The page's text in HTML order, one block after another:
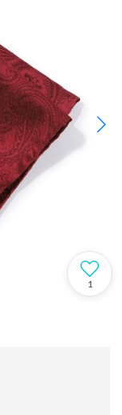
1